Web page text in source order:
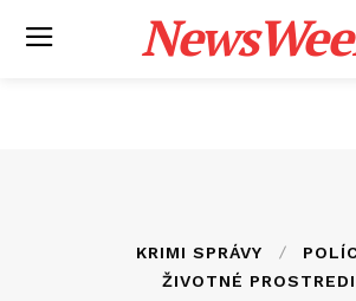
KRIMI SPRÁVY
ŽIVOTNÉ